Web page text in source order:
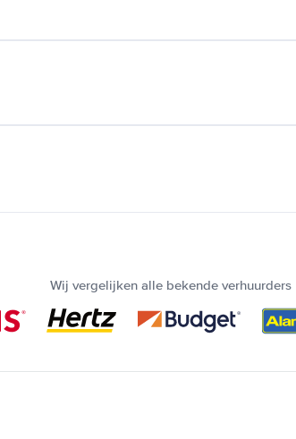
Wij vergelijken alle bekende verhuurders